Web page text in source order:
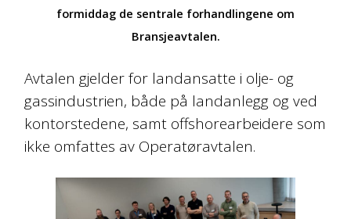
formiddag de sentrale forhandlingene om
Bransjeavtalen.
Avtalen gjelder for landansatte i olje- og
gassindustrien, både på landanlegg og ved
kontorstedene, samt offshorearbeidere som
ikke omfattes av Operatøravtalen.